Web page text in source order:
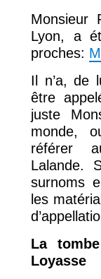
Monsieur
Lyon, a
proches:
Il n’a, de
être
juste
monde,
référer
Lalande.
surnoms
les
La
Loyasse